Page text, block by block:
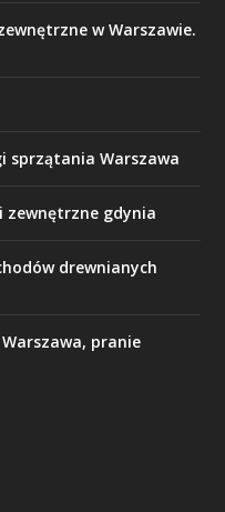
w Warszawie.
sprzątania Warszawa
zewnętrzne gdynia
drewnianych
pranie